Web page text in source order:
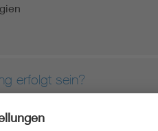
erfolgt sein?
bis 2035